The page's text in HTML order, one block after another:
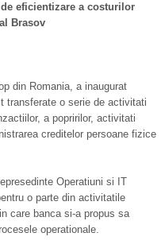
eficientizare a costurilor
Brasov
din Romania, a inaugurat
transferate o serie de activitati
a popririlor, activitati
creditelor persoane fizice
Operatiuni si IT
o parte din activitatile
care banca si-a propus sa
operationale.